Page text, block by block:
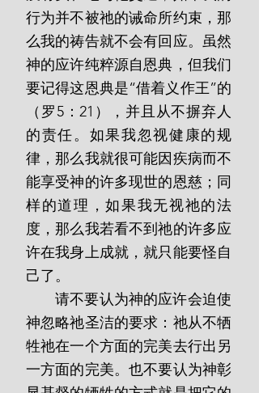
行为并不被祂的诫命所约束，那
么我的祷告就不会有回应。虽然
神的应许纯粹源自恩典，但我们
要记得这恩典是“借着义作王”的
（罗5：21），并且从不摒弃人
的责任。如果我忽视健康的规
律，那么我就很可能因疾病而不
能享受神的许多现世的恩慈；同
样的道理，如果我无视祂的法
度，那么我若看不到祂的许多应
许在我身上成就，就只能要怪自
己了。
       请不要认为神的应许会迫使
神忽略祂圣洁的要求：祂从不牺
牲祂在一个方面的完美去行出另
一方面的完美。也不要认为神彰